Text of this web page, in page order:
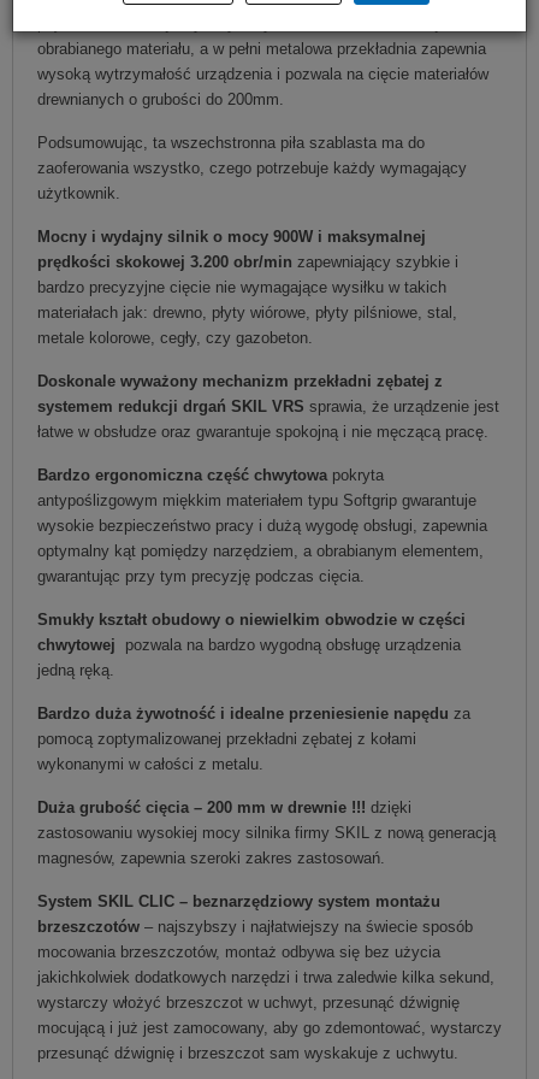
obrabianego materiału, a w pełni metalowa przekładnia zapewnia
wysoką wytrzymałość urządzenia i pozwala na cięcie materiałów
drewnianych o grubości do 200mm.
Podsumowując, ta wszechstronna piła szablasta ma do
zaoferowania wszystko, czego potrzebuje każdy wymagający
użytkownik.
Mocny i wydajny silnik o mocy 900W i maksymalnej
prędkości skokowej 3.200 obr/min zapewniający szybkie i
bardzo precyzyjne cięcie nie wymagające wysiłku w takich
materiałach jak: drewno, płyty wiórowe, płyty pilśniowe, stal,
metale kolorowe, cegły, czy gazobeton.
Doskonale wyważony mechanizm przekładni zębatej z
systemem redukcji drgań SKIL VRS sprawia, że urządzenie jest
łatwe w obsłudze oraz gwarantuje spokojną i nie męczącą pracę.
Bardzo ergonomiczna część chwytowa pokryta
antypoślizgowym miękkim materiałem typu Softgrip gwarantuje
wysokie bezpieczeństwo pracy i dużą wygodę obsługi, zapewnia
optymalny kąt pomiędzy narzędziem, a obrabianym elementem,
gwarantując przy tym precyzję podczas cięcia.
Smukły kształt obudowy o niewielkim obwodzie w części
chwytowej pozwala na bardzo wygodną obsługę urządzenia
jedną ręką.
Bardzo duża żywotność i idealne przeniesienie napędu za
pomocą zoptymalizowanej przekładni zębatej z kołami
wykonanymi w całości z metalu.
Duża grubość cięcia – 200 mm w drewnie !!! dzięki
zastosowaniu wysokiej mocy silnika firmy SKIL z nową generacją
magnesów, zapewnia szeroki zakres zastosowań.
System SKIL CLIC – beznarzędziowy system montażu
brzeszczotów – najszybszy i najłatwiejszy na świecie sposób
mocowania brzeszczotów, montaż odbywa się bez użycia
jakichkolwiek dodatkowych narzędzi i trwa zaledwie kilka sekund,
wystarczy włożyć brzeszczot w uchwyt, przesunąć dźwignię
mocującą i już jest zamocowany, aby go zdemontować, wystarczy
przesunąć dźwignię i brzeszczot sam wyskakuje z uchwytu.